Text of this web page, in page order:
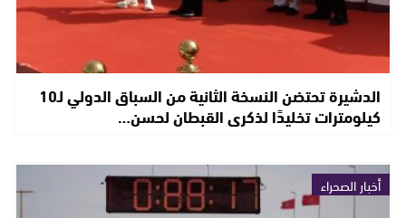
الدشيرة تحتضن النسخة الثانية من السباق الدولي لـ10
كيلومترات تخليدًا لذكرى القبطان لحسن…
أخبار الصحراء